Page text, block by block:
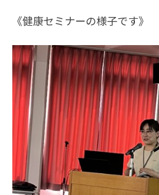
《健康セミナーの様子です》